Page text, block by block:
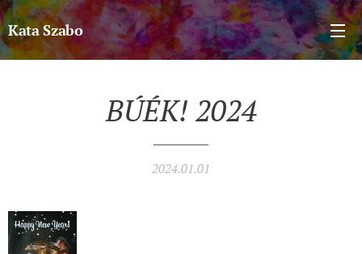
Kata Szabo
BÚÉK! 2024
2024.01.01